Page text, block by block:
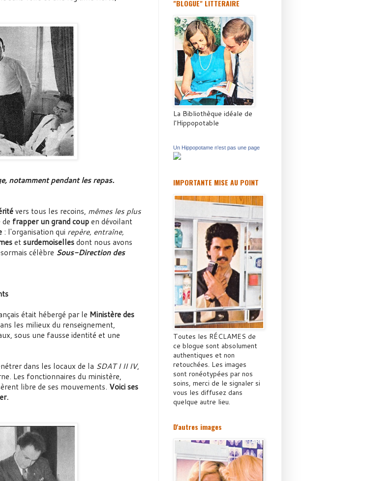
notamment pendant les repas.
vers tous les recoins, mêmes les plus
frapper un grand coupen dévoilant
: l'organisation qui repère, entraîne,
etsurdemoisellesdont nous avons
célèbre Sous-Direction des
était hébergé par le Ministère des
les milieux du renseignement,
sous une fausse identité et une
dans les locaux de la SDAT I II IV,
Les fonctionnaires du ministère,
libre de ses mouvements. Voici ses
"BLOGUE" LITTERAIRE
La Bibliothèque idéale de
l'Hippopotable
Un Hippopotame n'est pas une page
IMPORTANTE MISE AU POINT
Toutes les RÉCLAMES de
ce blogue sont absolument
authentiques et non
retouchées. Les images
sont ronéotypées par nos
soins, merci de le signaler si
vous les diffusez dans
quelque autre lieu.
D'autres images